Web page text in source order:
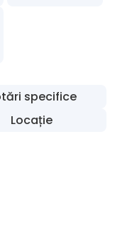
specifice
Locație